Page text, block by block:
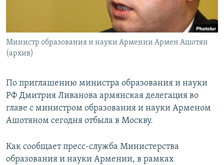
English
Русский
Все сайты Радио Азатутюн
Министр образования и науки Армении Армен Ашотян
(архив)
По приглашению министра образования и науки
РФ Дмитрия Ливанова армянская делегация во
главе с министром образования и науки Арменом
Ашотяном сегодня отбыла в Москву.
Как сообщает пресс-служба Министерства
образования и науки Армении, в рамках